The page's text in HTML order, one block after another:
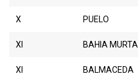
X PUELO
XI BAHIA MURTA
XI BALMACEDA